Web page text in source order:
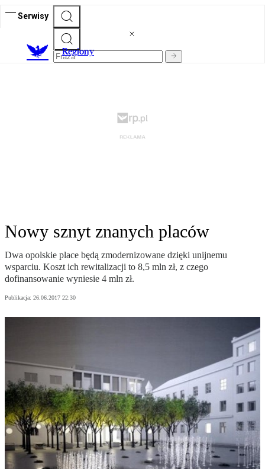
Serwisy
Regiony
Nowy sznyt znanych placów
Dwa opolskie place będą zmodernizowane dzięki unijnemu
wsparciu. Koszt ich rewitalizacji to 8,5 mln zł, z czego
dofinansowanie wyniesie 4 mln zł.
Publikacja: 26.06.2017 22:30